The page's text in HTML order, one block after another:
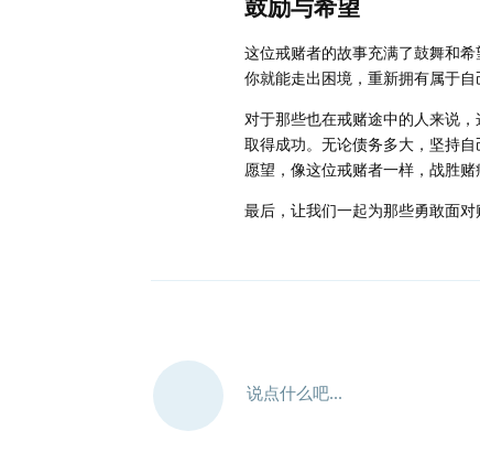
鼓励与希望
这位戒赌者的故事充满了鼓舞和
你就能走出困境，重新拥有属于自
对于那些也在戒赌途中的人来说
取得成功。无论债务多大，坚持
愿望，像这位戒赌者一样，战胜赌
最后，让我们一起为那些勇敢面
说点什么吧...